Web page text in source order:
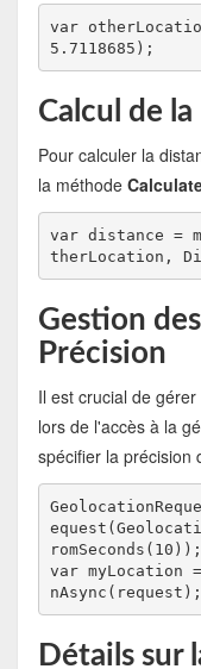
var
5.7118685);
Calcul de
Pour calculer la
la méthode
var distance =
therLocation,
Gestion
Précision
Il est crucial de
lors de l'accès à la
spécifier la précision
romSeconds(10));
var myLocation
nAsync(request);
Détails sur